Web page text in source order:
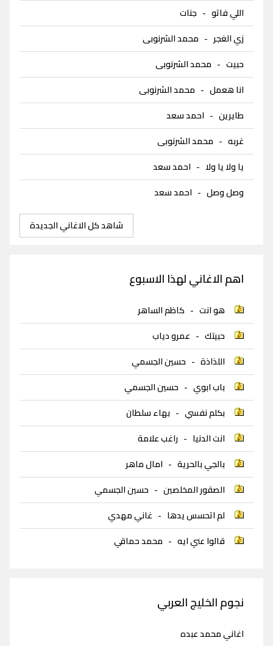
اللي فاتو - جنات
زي الغجر - محمد الشرنوبى
حبيت - محمد الشرنوبى
انا هعمل - محمد الشرنوبى
طايرين - احمد سعد
غربه - محمد الشرنوبى
يا ولا يا ولا - احمد سعد
وصل وصل - احمد سعد
شاهد كل الاغاني الجديدة
اهم الاغاني لهذا الاسبوع
هو انت - كاظم الساهر
حبيتك - عمرو دياب
اللذاذة - حسين الجسمي
باب ابوي - حسين الجسمي
بكلم نفسي - بهاء سلطان
انت الدنيا - راغب علامة
بالجي بالحرية - امال ماهر
الصقور المخلصين - حسين الجسمي
لم اتحسس يدها - غاني مهدي
قالوا عني ايه - محمد حماقي
نجوم الخليج العربي
اغاني محمد عبده